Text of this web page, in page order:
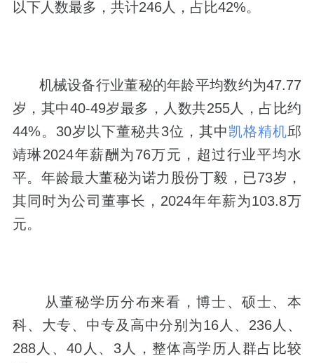
以下人数最多，共计246人，占比42%。
机械设备行业董秘的年龄平均数约为47.77
岁，其中40-49岁最多，人数共255人，占比约
44%。30岁以下董秘共3位，其中凯格精机邱
靖琳2024年薪酬为76万元，超过行业平均水
平。年龄最大董秘为诺力股份丁毅，已73岁，
其同时为公司董事长，2024年年薪为103.8万
元。
从董秘学历分布来看，博士、硕士、本
科、大专、中专及高中分别为16人、236人、
288人、40人、3人，整体高学历人群占比较